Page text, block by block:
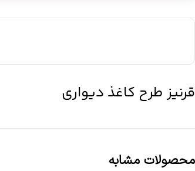
قرنیز طرح کاغذ دیواری
محصولات مشابه